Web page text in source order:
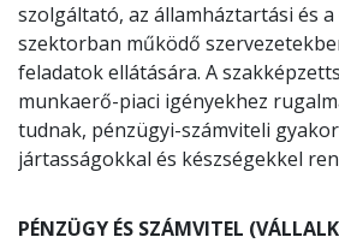
szolgáltató, az államháztartási és
szektorban működő
feladatok ellátására. A
munkaerő-piaci igényekhez
tudnak, pénzügyi-számviteli
jártasságokkal és készségekkel
PÉNZÜGY ÉS SZÁMVITEL